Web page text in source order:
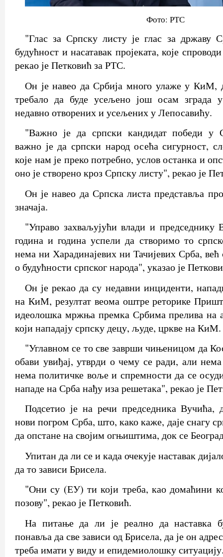
Фото: РТС
"Глас за Српску листу је глас за државу
будућност и насатавак пројеката, које
рекао је Петковић за РТС.
Он је навео да Србија много улаже у КиМ,
требало да буде усељено још осам зграда
недавно отворених и усељених у Лепосавићу.
"Важно је да српски кандидат победи у
важно је да српски народ осећа сигурност,
које нам је преко потребно, услов останка и
оно је створено кроз Српску листу", рекао је
Он је навео да Српска листа представља
значаја.
"Управо захваљујући влади и
година и година успели да створимо то
нема ни Харадинајевих ни Тачијевих Срба,
о будућности српског народа", указао је
Он је рекао да су недавни инциденти,
на КиМ, резултат веома оштре реторике
идеолошка мржња премка Србима прелива на
који нападају српску децу, људе, цркве на КиМ.
"Углавном се то све заврши чињеницом да
обави увиђај, утврди о чему се ради, али
нема политичке воље и спремности да се
нападе на Срба нађу иза решетака", рекао је
Подсетио је на речи председника Вучића,
нови погром Срба, што, како каже, даје снагу
да опстане на својим огњиштима, док се
Упитан да ли се и када очекује наставак
да то зависи Брисела.
"Они су (ЕУ) ти који треба, као домаћини
позову", рекао је Петковић.
На питање да ли је реално да наставка
понавља да све зависи од Брисела, да је он
треба имати у виду и епидемиолошку